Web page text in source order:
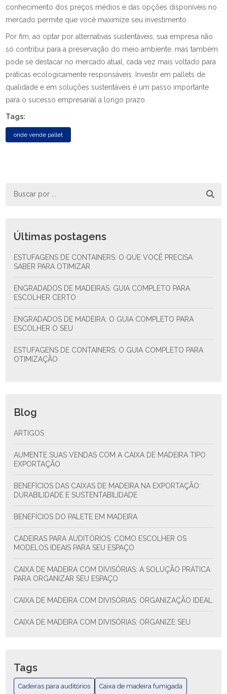
conhecimento dos preços médios e das opções disponíveis no
mercado permite que você maximize seu investimento.
Por fim, ao optar por alternativas sustentáveis, sua empresa não
só contribui para a preservação do meio ambiente, mas também
pode se destacar no mercado atual, cada vez mais voltado para
práticas ecologicamente responsáveis. Investir em pallets de
qualidade e em soluções sustentáveis é um passo importante
para o sucesso empresarial a longo prazo.
Tags:
onde vende pallet
Últimas postagens
ESTUFAGENS DE CONTAINERS: O QUE VOCÊ PRECISA
SABER PARA OTIMIZAR
ENGRADADOS DE MADEIRAS: GUIA COMPLETO PARA
ESCOLHER CERTO
ENGRADADOS DE MADEIRA: O GUIA COMPLETO PARA
ESCOLHER O SEU
ESTUFAGENS DE CONTAINERS: O GUIA COMPLETO PARA
OTIMIZAÇÃO
Blog
ARTIGOS
AUMENTE SUAS VENDAS COM A CAIXA DE MADEIRA TIPO
EXPORTAÇÃO
BENEFÍCIOS DAS CAIXAS DE MADEIRA NA EXPORTAÇÃO:
DURABILIDADE E SUSTENTABILIDADE
BENEFÍCIOS DO PALETE EM MADEIRA
CADEIRAS PARA AUDITÓRIOS: COMO ESCOLHER OS
MODELOS IDEAIS PARA SEU ESPAÇO
CAIXA DE MADEIRA COM DIVISÓRIAS: A SOLUÇÃO PRÁTICA
PARA ORGANIZAR SEU ESPAÇO
CAIXA DE MADEIRA COM DIVISÓRIAS: ORGANIZAÇÃO IDEAL
CAIXA DE MADEIRA COM DIVISÓRIAS: ORGANIZE SEU
PARA ORGANIZAR SEU ESPAÇO
CAIXA DE MADEIRA EXPORTAÇÃO: COMO ESCOLHER E AS
Tags
Cadeiras para auditórios Caixa de madeira fumigada